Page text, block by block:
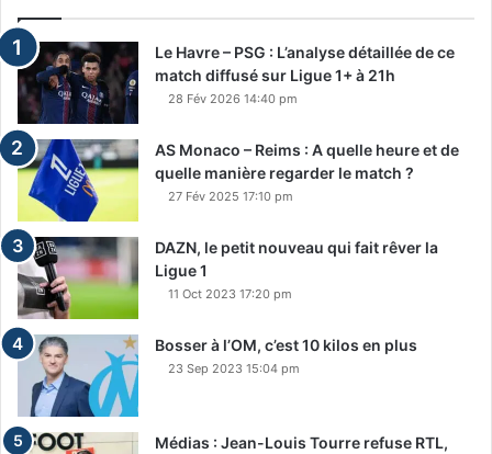
Le Havre – PSG : L’analyse détaillée de ce
match diffusé sur Ligue 1+ à 21h
28 Fév 2026 14:40 pm
AS Monaco – Reims : A quelle heure et de
quelle manière regarder le match ?
27 Fév 2025 17:10 pm
DAZN, le petit nouveau qui fait rêver la
Ligue 1
11 Oct 2023 17:20 pm
Bosser à l’OM, c’est 10 kilos en plus
23 Sep 2023 15:04 pm
Médias : Jean-Louis Tourre refuse RTL,